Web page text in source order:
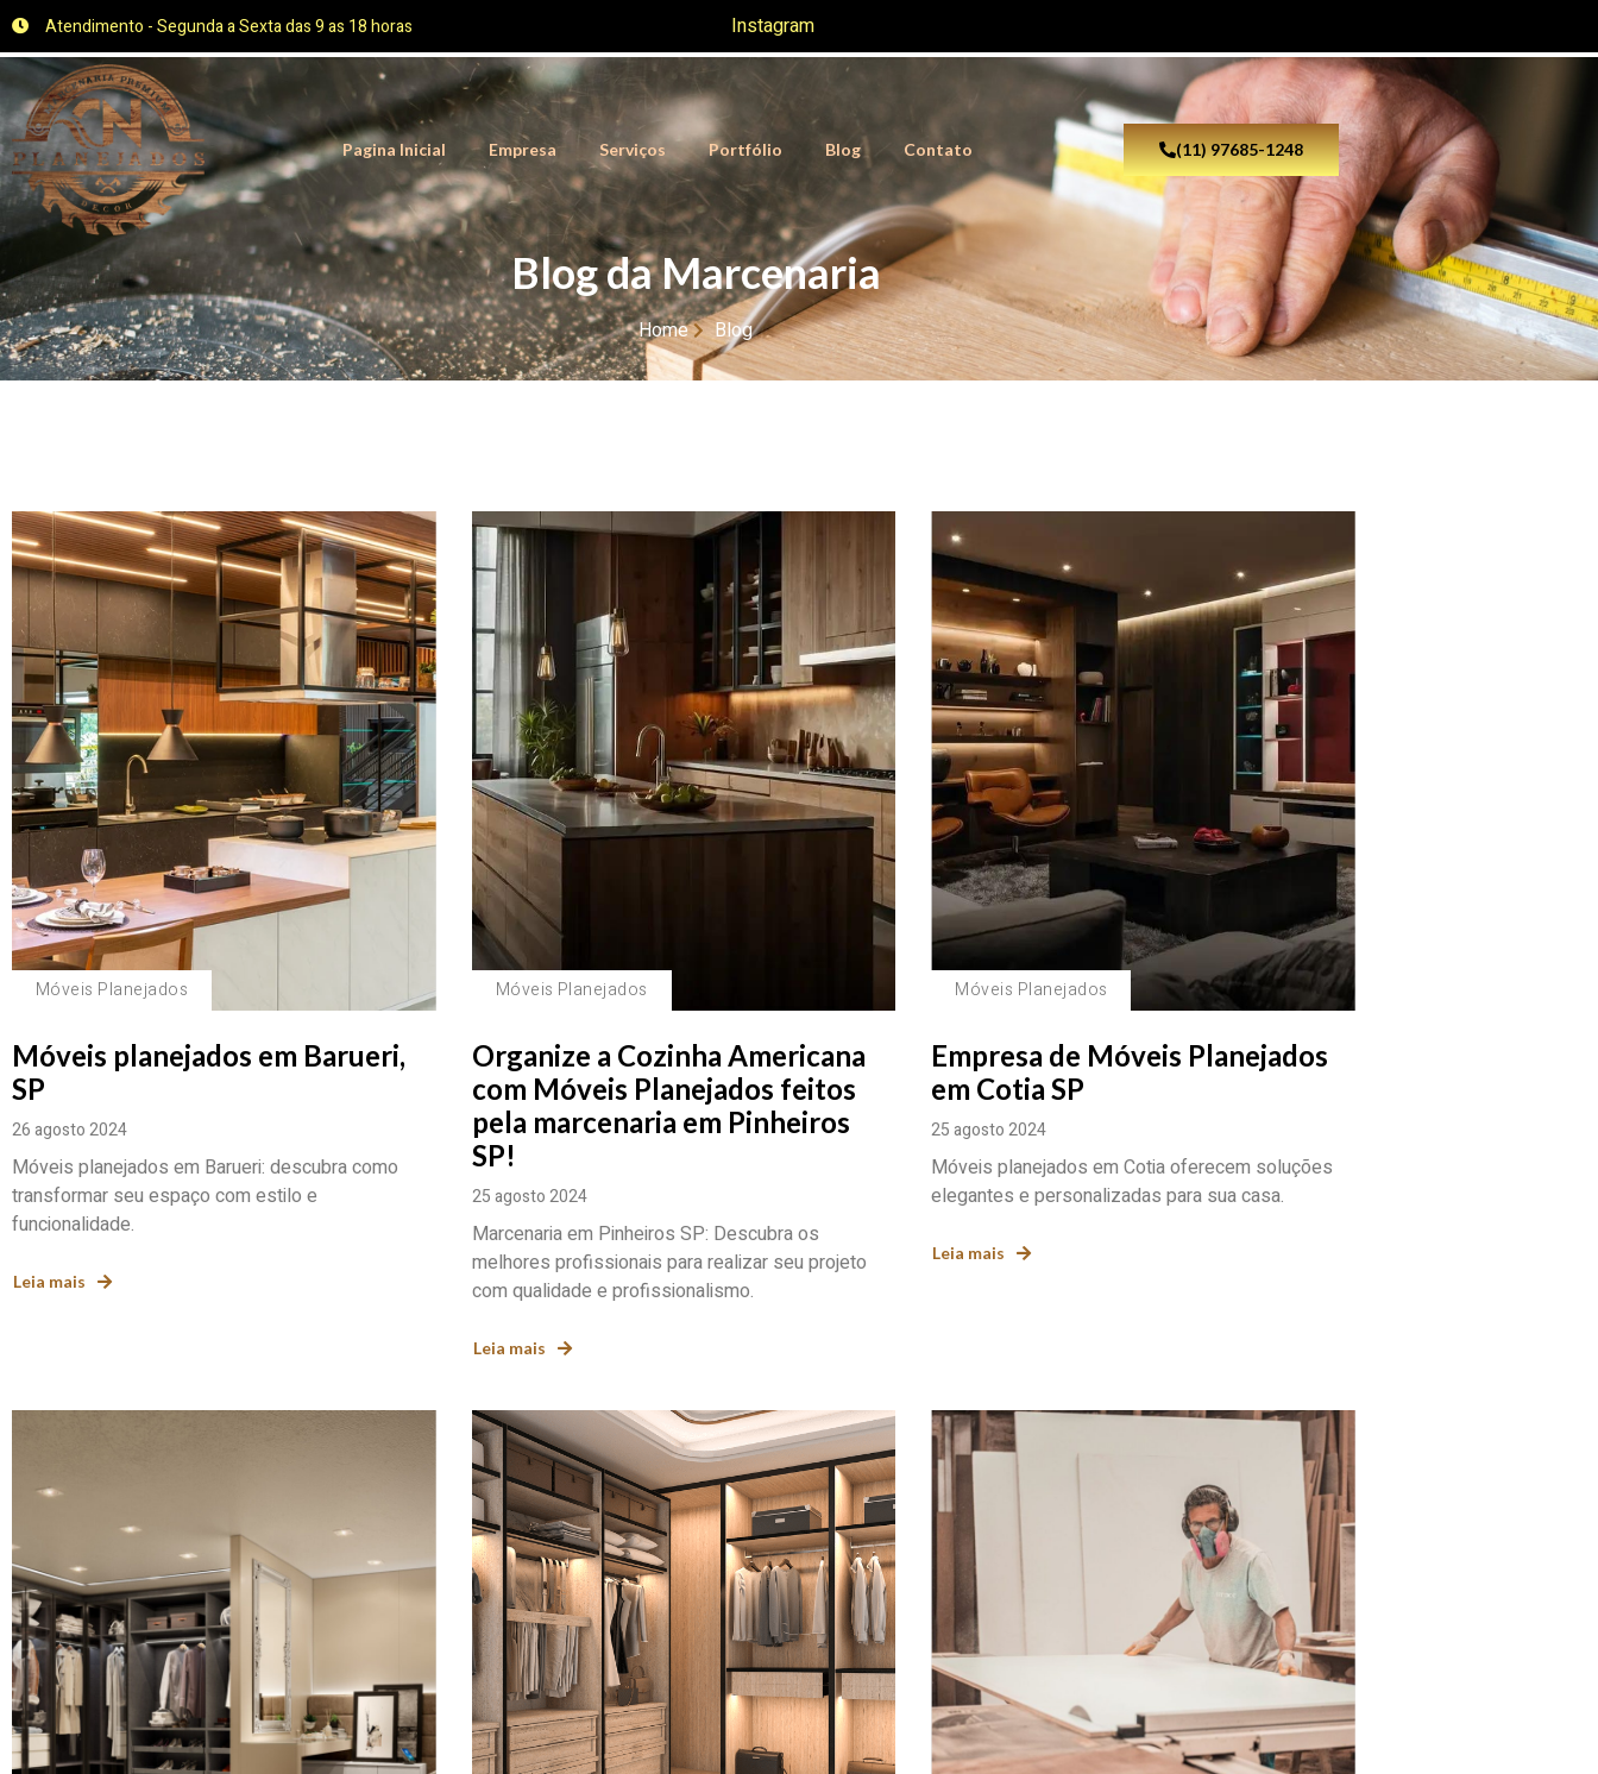
Atendimento - Segunda a Sexta das 9 as 18 horas Instagram
Pagina Inicial Empresa Serviços Portfólio Blog Contato (11) 97685-1248
Blog da Marcenaria
Home Blog
Móveis Planejados
Móveis planejados em Barueri,
SP
26 agosto 2024
Móveis planejados em Barueri: descubra como
transformar seu espaço com estilo e
funcionalidade.
Leia mais
Móveis Planejados
Organize a Cozinha Americana
com Móveis Planejados feitos
pela marcenaria em Pinheiros
SP!
25 agosto 2024
Marcenaria em Pinheiros SP: Descubra os
melhores profissionais para realizar seu projeto
com qualidade e profissionalismo.
Leia mais
Móveis Planejados
Empresa de Móveis Planejados
em Cotia SP
25 agosto 2024
Móveis planejados em Cotia oferecem soluções
elegantes e personalizadas para sua casa.
Leia mais